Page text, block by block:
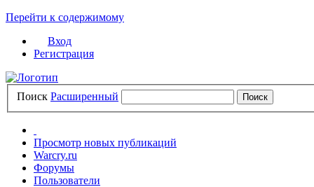
Перейти к содержимому
Вход
Регистрация
Поиск Расширенный
Просмотр новых публикаций
Warcry.ru
Форумы
Пользователи